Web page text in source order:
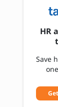
HR
Save